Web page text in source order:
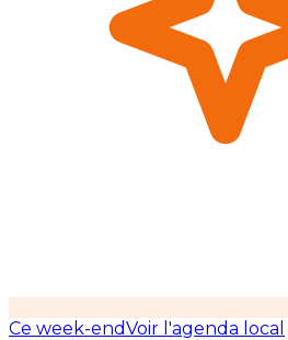
Ce week-endVoir l'agenda local